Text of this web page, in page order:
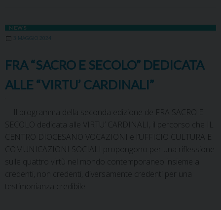
NEWS
3 MAGGIO 2024
FRA “SACRO E SECOLO” DEDICATA
ALLE “VIRTU’ CARDINALI”
Il programma della seconda edizione de FRA SACRO E
SECOLO dedicata alle VIRTU’ CARDINALI, il percorso che IL
CENTRO DIOCESANO VOCAZIONI e l’UFFICIO CULTURA E
COMUNICAZIONI SOCIALI propongono per una riflessione
sulle quattro virtù nel mondo contemporaneo insieme a
credenti, non credenti, diversamente credenti per una
testimonianza credibile.